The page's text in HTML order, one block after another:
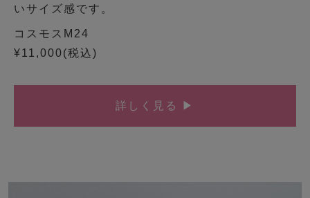
いサイズ感です。
コスモスM24
¥11,000(税込)
詳しく見る ▶